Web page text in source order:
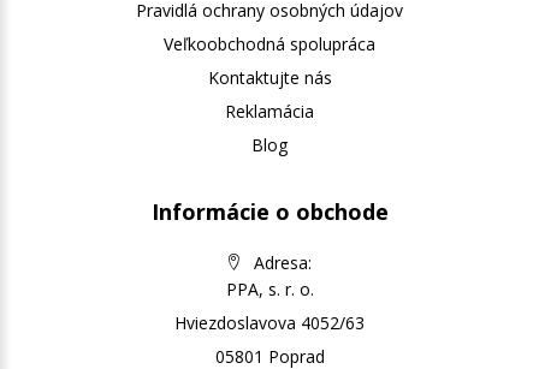
Pravidlá ochrany osobných údajov
Veľkoobchodná spolupráca
Kontaktujte nás
Reklamácia
Blog
Informácie o obchode
Adresa:
PPA, s. r. o.
Hviezdoslavova 4052/63
05801 Poprad